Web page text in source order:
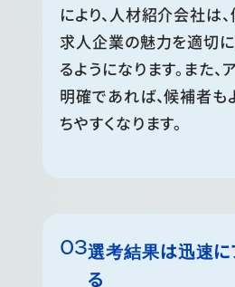
により、人材紹介会社は
求人企業の魅力を適切
るようになります。また
明確であれば、候補者も
ちやすくなります。
選考結果は迅速に
る